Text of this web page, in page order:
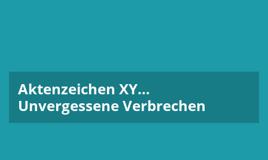
Aktenzeichen XY…
Unvergessene Verbrechen